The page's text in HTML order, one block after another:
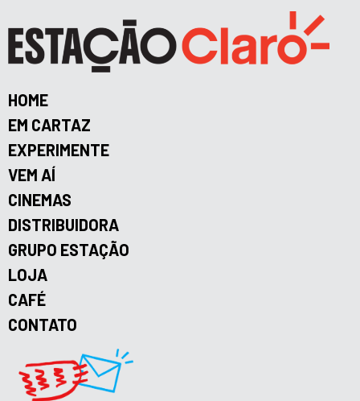
HOME
EM CARTAZ
EXPERIMENTE
VEM AÍ
CINEMAS
DISTRIBUIDORA
GRUPO ESTAÇÃO
LOJA
CAFÉ
CONTATO